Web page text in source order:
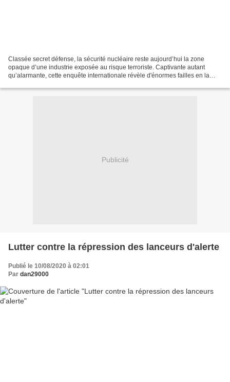
Classée secret défense, la sécurité nucléaire reste aujourd’hui la zone
opaque d’une industrie exposée au risque terroriste. Captivante autant
qu’alarmante, cette enquête internationale révèle d'énormes failles en la
Publicité
Lutter contre la répression des lanceurs d'alerte
Publié le 10/08/2020 à 02:01
Par dan29000